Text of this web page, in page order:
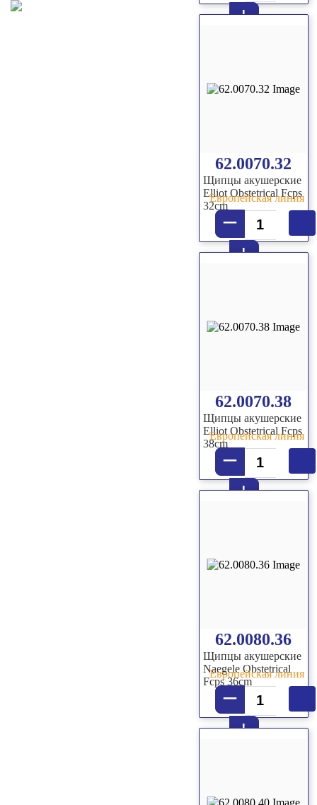
+
62.0070.32
Щипцы акушерские
Elliot Obstetrical Fcps
32cm
–
+
Европейская линия
62.0070.38
Щипцы акушерские
Elliot Obstetrical Fcps
38cm
–
+
Европейская линия
62.0080.36
Щипцы акушерские
Naegele Obstetrical
Fcps 36cm
–
+
Европейская линия